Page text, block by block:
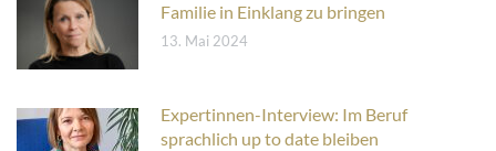
Familie in Einklang zu bringen
13. Mai 2024
Expertinnen-Interview: Im Beruf
sprachlich up to date bleiben